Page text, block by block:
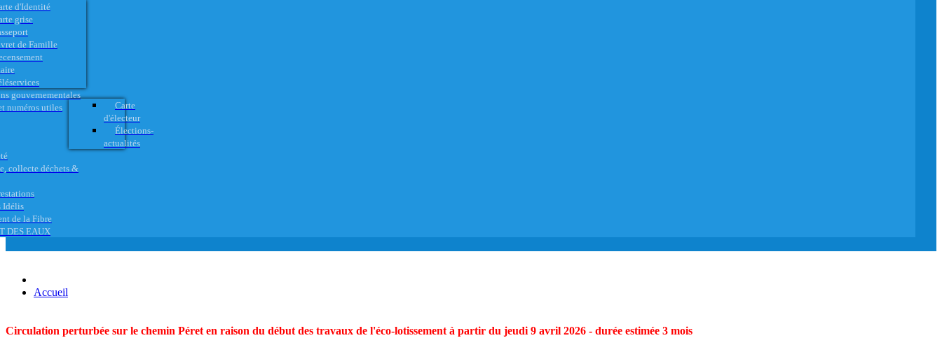
d'Identité
grise
de Famille
gouvernementales
numéros utiles
Carte
d'électeur
Élections-
actualités
collecte déchets &
Idélis
de la Fibre
DES EAUX
Accueil
Circulation perturbée sur le chemin Péret en raison du début des travaux de l'éco-lotissement à partir du jeudi 9 avril 2026 - durée estimée 3 mois